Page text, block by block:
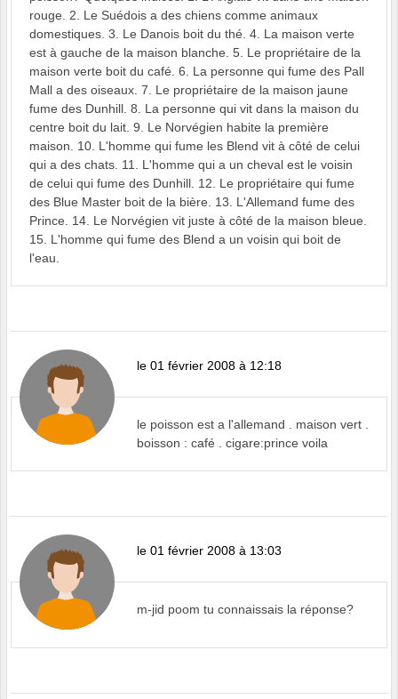
rouge. 2. Le Suédois a des chiens comme animaux
domestiques. 3. Le Danois boit du thé. 4. La maison verte
est à gauche de la maison blanche. 5. Le propriétaire de la
maison verte boit du café. 6. La personne qui fume des Pall
Mall a des oiseaux. 7. Le propriétaire de la maison jaune
fume des Dunhill. 8. La personne qui vit dans la maison du
centre boit du lait. 9. Le Norvégien habite la première
maison. 10. L'homme qui fume les Blend vit à côté de celui
qui a des chats. 11. L'homme qui a un cheval est le voisin
de celui qui fume des Dunhill. 12. Le propriétaire qui fume
des Blue Master boit de la bière. 13. L'Allemand fume des
Prince. 14. Le Norvégien vit juste à côté de la maison bleue.
15. L'homme qui fume des Blend a un voisin qui boit de
l'eau.
le 01 février 2008 à 12:18
le poisson est a l'allemand . maison vert .
boisson : café . cigare:prince voila
le 01 février 2008 à 13:03
m-jid poom tu connaissais la réponse?